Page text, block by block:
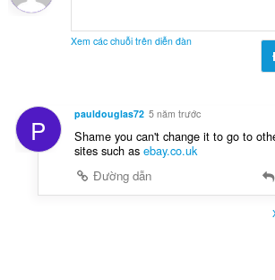
ạ
Xem các chuỗi trên diễn đàn
P pauldouglas72 5 năm trước
Shame you can't change it to go to
sites such as ebay.co.uk
Đường dẫn